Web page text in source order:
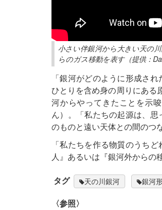
小さい伴銀河から大きい天の
らのガス移動を表す（提供：
「銀河がどのように形成さ
ひとりを含め身の周りにある
河からやってきたことを示
ん）。「私たちの起源は、
のものと遠い天体との間のつ
「私たちを作る物質のうち
人』あるいは『銀河外からの
タグ 天の川銀河 銀河
〈参照〉